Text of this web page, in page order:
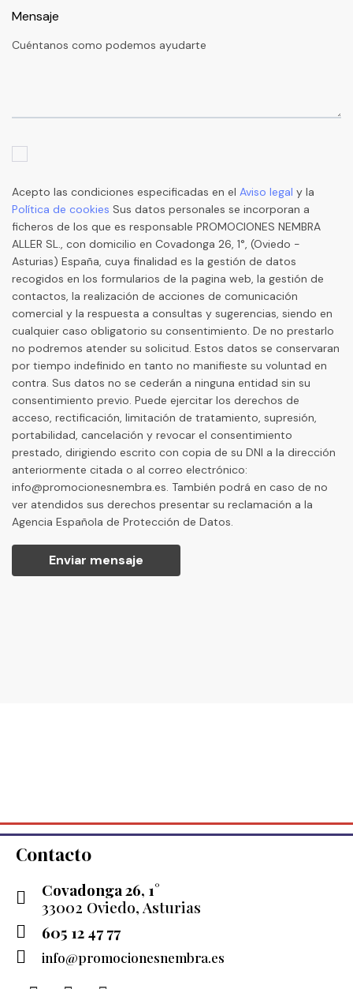
Mensaje
Acepto las condiciones especificadas en el Aviso legal y la
Política de cookies Sus datos personales se incorporan a
ficheros de los que es responsable PROMOCIONES NEMBRA
ALLER SL., con domicilio en Covadonga 26, 1°, (Oviedo -
Asturias) España, cuya finalidad es la gestión de datos
recogidos en los formularios de la pagina web, la gestión de
contactos, la realización de acciones de comunicación
comercial y la respuesta a consultas y sugerencias, siendo en
cualquier caso obligatorio su consentimiento. De no prestarlo
no podremos atender su solicitud. Estos datos se conservaran
por tiempo indefinido en tanto no manifieste su voluntad en
contra. Sus datos no se cederán a ninguna entidad sin su
consentimiento previo. Puede ejercitar los derechos de
acceso, rectificación, limitación de tratamiento, supresión,
portabilidad, cancelación y revocar el consentimiento
prestado, dirigiendo escrito con copia de su DNI a la dirección
anteriormente citada o al correo electrónico:
info@promocionesnembra.es. También podrá en caso de no
ver atendidos sus derechos presentar su reclamación a la
Agencia Española de Protección de Datos.
Contacto
Covadonga 26, 1°
33002 Oviedo, Asturias
605 12 47 77
info@promocionesnembra.es